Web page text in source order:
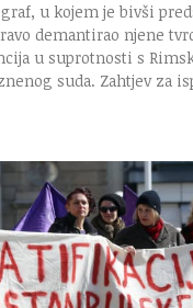
u kojem je bivši
demantirao njene
u suprotnosti s
suda. Zahtjev za